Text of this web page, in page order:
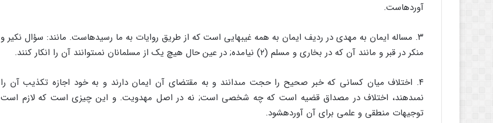
آورده‏است.
۳. مساله ایمان به مهدى در ردیف ایمان به همه غیبهایى است که از طریق روایات به ما رسیده‏است. مانند: سؤال نکیر و
منکر در قبر و مانند آن که در بخارى و مسلم (۲) نیامده; در عین حال هیچ یک از مسلمانان نمى‏توانند آن را انکار کنند.
۴. اختلاف میان کسانى که خبر صحیح را حجت مى‏دانند و به مقتضاى آن ایمان دارند و به خود اجازه تکذیب آن را
نمى‏دهند، اختلاف در مصداق قضیه است که چه شخصى است; نه در اصل مهدویت. و این چیزى است که لازم است
توجیهات منطقى و علمى براى آن آورده‏شود.